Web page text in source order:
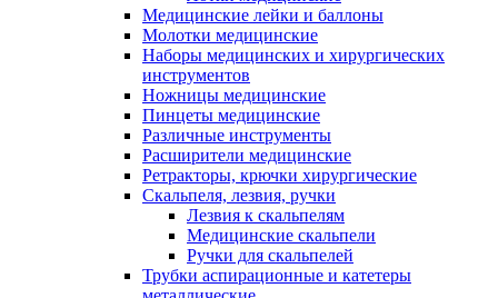
Медицинские лейки и баллоны
Молотки медицинские
Наборы медицинских и хирургических
инструментов
Ножницы медицинские
Пинцеты медицинские
Различные инструменты
Расширители медицинские
Ретракторы, крючки хирургические
Скальпеля, лезвия, ручки
Лезвия к скальпелям
Медицинские скальпели
Ручки для скальпелей
Трубки аспирационные и катетеры